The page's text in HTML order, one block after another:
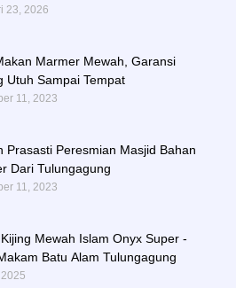
23, 2026
Marmer Mewah, Garansi
Utuh Sampai Tempat
11, 2023
Prasasti Peresmian Masjid Bahan
Dari Tulungagung
11, 2023
Mewah Islam Onyx Super -
Batu Alam Tulungagung